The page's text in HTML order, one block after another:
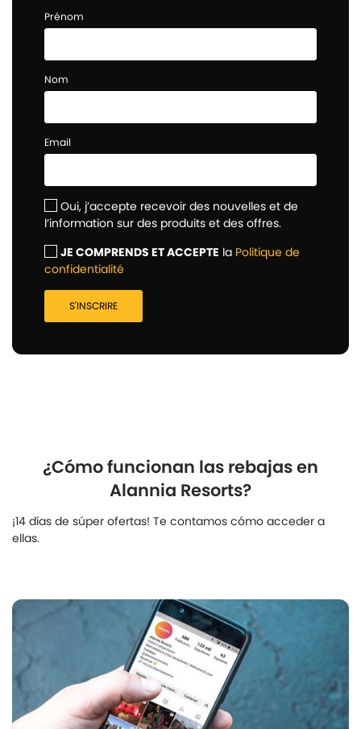
Prénom
Nom
Email
Oui, j’accepte recevoir des nouvelles et de
l’information sur des produits et des offres.
JE COMPRENDS ET ACCEPTE la Politique de
confidentialité
S'INSCRIRE
¿Cómo funcionan las rebajas en
Alannia Resorts?
¡14 días de súper ofertas! Te contamos cómo acceder a
ellas.